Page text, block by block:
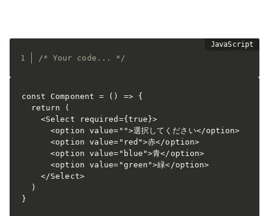
/* Your code... */
const Component = () => {
return (
<Select required ={true}>
<option value= "">選択してください</option>
<option value= "red">赤</option>
<option value= "blue">青</ option>
<option value= "green">緑</option>
</Select>
  )
}